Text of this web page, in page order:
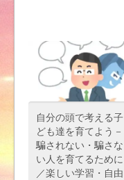
自分の頭で考える子
ども達を育てよう－
騙されない・騙さな
い人を育てるために
／楽しい学習・自由